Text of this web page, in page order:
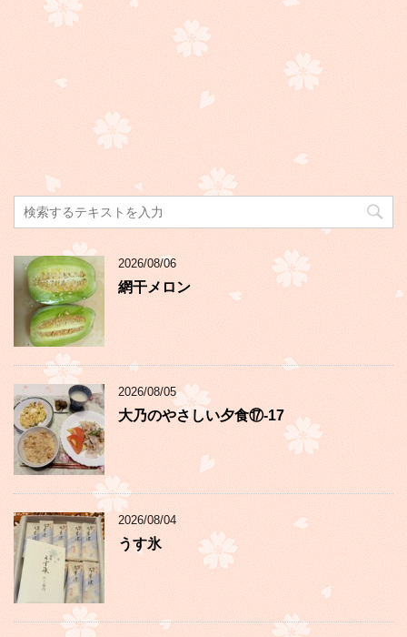
2026/08/06
網干メロン
2026/08/05
大乃のやさしい夕食⑰-17
2026/08/04
うす氷